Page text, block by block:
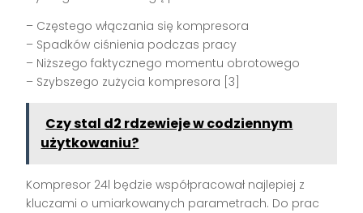
– Częstego włączania się kompresora
– Spadków ciśnienia podczas pracy
– Niższego faktycznego momentu obrotowego
– Szybszego zużycia kompresora [3]
Czy stal d2 rdzewieje w codziennym
użytkowaniu?
Kompresor 24l będzie współpracował najlepiej z
kluczami o umiarkowanych parametrach. Do prac